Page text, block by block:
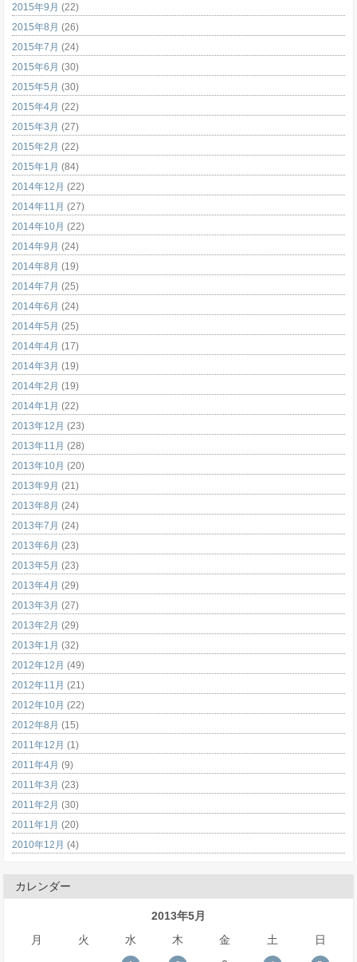
2015年9月 (22)
2015年8月 (26)
2015年7月 (24)
2015年6月 (30)
2015年5月 (30)
2015年4月 (22)
2015年3月 (27)
2015年2月 (22)
2015年1月 (84)
2014年12月 (22)
2014年11月 (27)
2014年10月 (22)
2014年9月 (24)
2014年8月 (19)
2014年7月 (25)
2014年6月 (24)
2014年5月 (25)
2014年4月 (17)
2014年3月 (19)
2014年2月 (19)
2014年1月 (22)
2013年12月 (23)
2013年11月 (28)
2013年10月 (20)
2013年9月 (21)
2013年8月 (24)
2013年7月 (24)
2013年6月 (23)
2013年5月 (23)
2013年4月 (29)
2013年3月 (27)
2013年2月 (29)
2013年1月 (32)
2012年12月 (49)
2012年11月 (21)
2012年10月 (22)
2012年8月 (15)
2011年12月 (1)
2011年4月 (9)
2011年3月 (23)
2011年2月 (30)
2011年1月 (20)
2010年12月 (4)
カレンダー
2013年5月
月
火 水 木 金 土 日